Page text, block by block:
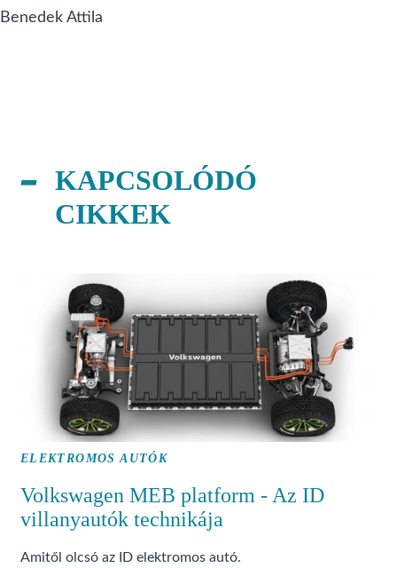
Benedek Attila
KAPCSOLÓDÓ
CIKKEK
ELEKTROMOS AUTÓK
Volkswagen MEB platform - Az ID
villanyautók technikája
Amitől olcsó az ID elektromos autó.